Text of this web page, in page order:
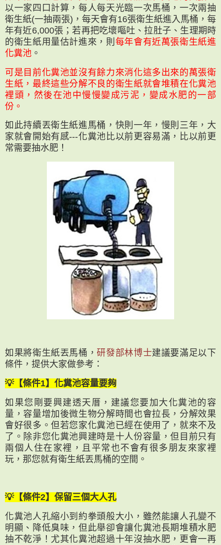
以一家四口計算，每人每天光臨一次馬桶，一次兩抽
衛生紙(一抽兩張)，每天會有16張衛生紙進入馬桶，每
年有近6,000張；若再把吃壞嘔吐、拉肚子、生理期時
的衛生紙用量估計進來，則 每年會有近萬張衛生紙進
化糞池 。
可是目前化糞池並沒有餘力來消化這多出來的萬張衛
生紙，最終這些分解不良的衛生紙就會堆積在化糞池
裡頭，然後在池中慢慢變成污泥，變成水肥的一部
份。
如此持續丟衛生紙進馬桶，快則一年，慢則三年，大
家就會開始有感---化糞池比以前更容易滿，比以前更
常需要抽水肥！
如果將衛生紙丟馬桶，研發部林博士建議要滿足以下
條件，提供大家做參考：
💡【條件1】化糞池容量要夠
如果您剛要興建透天厝，建議您要加大化糞池的容
量，容量增加後微生物分解時間也會拉長，分解效果
會好很多。但若您家化糞池已經在使用了，就來不及
了。除非您化糞池興建時是十人份容量，但目前只有
兩個人住在家裡，且平常也不會有很多朋友來家裡
玩，那您就有衛生紙丟馬桶的空間。
💡【條件2】保留三個大人孔
化糞池人孔縮小到約拳頭般大小，雖然能讓人孔變不
明顯、降低臭味，但此舉卻會讓化糞池長期堆積水肥
抽不乾淨！尤其化糞池超過十年沒抽水肥，更會一再